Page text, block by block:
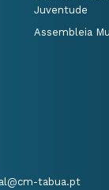
Juventude
Assembleia
tabua.pt